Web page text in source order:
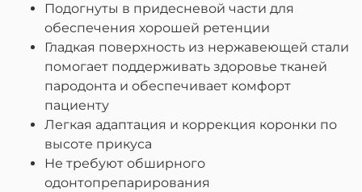
Подогнуты в придесневой части для
обеспечения хорошей ретенции
Гладкая поверхность из нержавеющей стали
помогает поддерживать здоровье тканей
пародонта и обеспечивает комфорт
пациенту
Легкая адаптация и коррекция коронки по
высоте прикуса
Не требуют обширного
одонтопрепарирования